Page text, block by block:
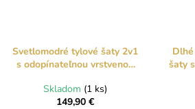
Svetlomodré tylové šaty 2v1
s odopínateľnou vrstvenou
Skladom (1 ks)
149,90 €
šaty